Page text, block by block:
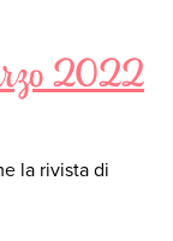
2022
la rivista di